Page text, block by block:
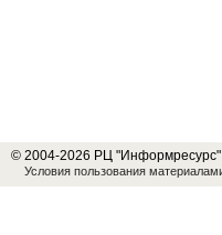
© 2004-2026 РЦ "Информресурс"
Условия пользования